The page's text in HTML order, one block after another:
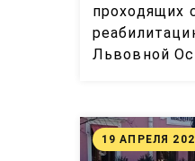
проходящих
Львовной
19 АПРЕЛЯ